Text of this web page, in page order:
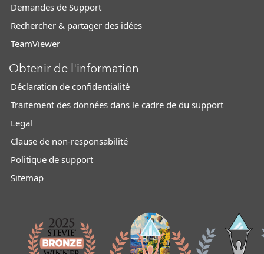
Demandes de Support
Rechercher & partager des idées
TeamViewer
Obtenir de l'information
Déclaration de confidentialité
Traitement des données dans le cadre de du support
Legal
Clause de non-responsabilité
Politique de support
Sitemap